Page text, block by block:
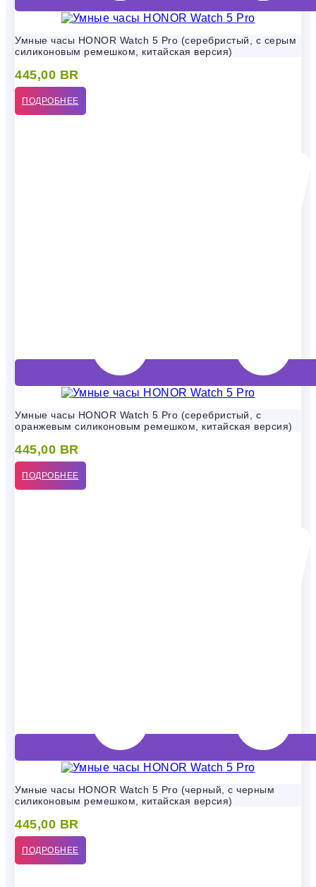
Умные часы HONOR Watch 5 Pro (серебристый, с серым
силиконовым ремешком, китайская версия)
445,00 BR
ПОДРОБНЕЕ
Умные часы HONOR Watch 5 Pro (серебристый, с
оранжевым силиконовым ремешком, китайская версия)
445,00 BR
ПОДРОБНЕЕ
Умные часы HONOR Watch 5 Pro (черный, с черным
силиконовым ремешком, китайская версия)
445,00 BR
ПОДРОБНЕЕ